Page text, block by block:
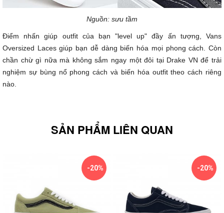
Nguồn: sưu tầm
Điểm nhấn giúp outfit của bạn "level up" đầy ấn tượng, Vans
Oversized Laces giúp bạn dễ dàng biến hóa mọi phong cách. Còn
chần chừ gì nữa mà không sắm ngay một đôi tại Drake VN để trải
nghiệm sự bùng nổ phong cách và biến hóa outfit theo cách riêng
nào.
SẢN PHẨM LIÊN QUAN
-20% -20%